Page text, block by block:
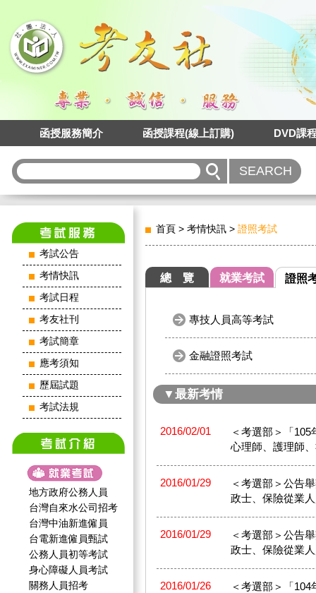
函授服務簡介 函授課程(線上訂購) DVD課
考試公告
考情快訊
考試日程
考友社刊
考試簡章
應考須知
歷屆試題
考試法規
地方政府公務人員
台灣自來水公司招考
台灣中油新進僱員
台電新進僱員甄試
公務人員初等考試
身心障礙人員考試
關務人員招考
首頁 > 考情快訊 > 證照考試
總 覽 就業考試 證照
專技人員高等考試
金融證照考試
▼最新考情
2016/02/01
＜考選部＞「
心理師、護理師
2016/01/29
＜考選部＞公告
政士、保險從業
2016/01/29
＜考選部＞公告
政士、保險從業
2016/01/26
＜考選部＞「